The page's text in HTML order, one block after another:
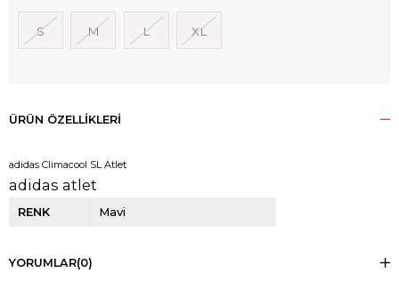
S M L XL
ÜRÜN ÖZELLIKLERI
adidas Climacool SL Atlet
adidas atlet
RENK Mavi
YORUMLAR(0)